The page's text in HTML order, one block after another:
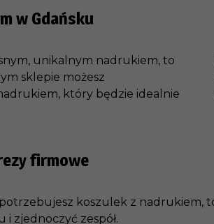
w Gdańsku
unikalnym nadrukiem, to
sklepie możesz
który będzie idealnie
firmowe
koszulek z
zjednoczyć zespół.